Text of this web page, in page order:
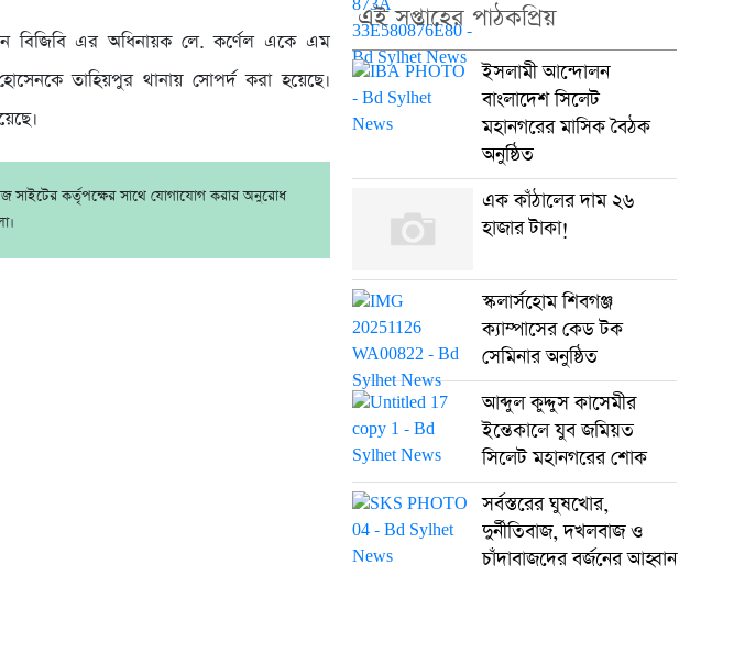
বিজিবি এর অধিনায়ক লে. কর্ণেল একে এম
তাহিয়পুর থানায় সোপর্দ করা হয়েছে।
সাইটের কর্তৃপক্ষের সাথে যোগাযোগ করার অনুরোধ
এই সপ্তাহের পাঠকপ্রিয়
ইসলামী আন্দোলন
বাংলাদেশ সিলেট
মহানগরের মাসিক বৈঠক
অনুষ্ঠিত
এক কাঁঠালের দাম ২৬
হাজার টাকা!
স্কলার্সহোম শিবগঞ্জ
ক্যাম্পাসের কেড টক
সেমিনার অনুষ্ঠিত
আব্দুল কুদ্দুস কাসেমীর
ইন্তেকালে যুব জমিয়ত
সিলেট মহানগরের শোক
সর্বস্তরের ঘুষখোর,
দুর্নীতিবাজ, দখলবাজ ও
চাঁদাবাজদের বর্জনের আহ্বান